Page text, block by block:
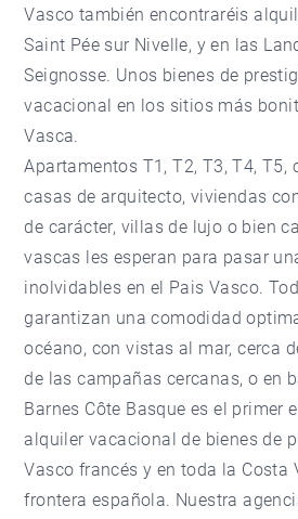
Vasco también encontraréis
Saint Pée sur Nivelle, y en las
Seignosse. Unos bienes de
vacacional en los sitios más
Vasca.
Apartamentos T1, T2, T3, T4, T5,
casas de arquitecto, viviendas
de carácter, villas de lujo o bien
vascas les esperan para pasar
inolvidables en el Pais Vasco.
garantizan una comodidad
océano, con vistas al mar, cerca
de las campañas cercanas, o en
Barnes Côte Basque es el primer
alquiler vacacional de bienes de
Vasco francés y en toda la Costa
frontera española. Nuestra